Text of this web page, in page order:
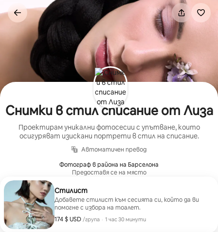
към
съдържанието
Снимки в стил списание от Лиза
Проектирам уникални фотосесии с упътване, които
осигуряват изискани портрети в стил на списание.
Автоматичен превод
Фотограф в района на Барселона
Предоставя се на място
Стилист
Добавете стилист към сесията си, който да ви
помогне с избора на тоалет.
174 $ USD /група
174 $ USD за група
, · 1 час 30 минути